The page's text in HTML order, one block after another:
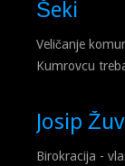
Šeki
Veličanje
Kumrovcu
Josip
Birokracija -